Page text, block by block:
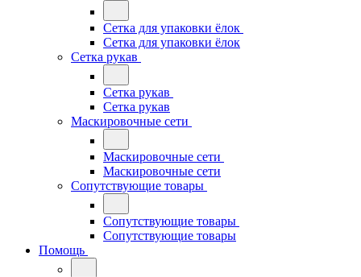
Сетка для упаковки ёлок
Сетка для упаковки ёлок
Сетка рукав
Сетка рукав
Сетка рукав
Маскировочные сети
Маскировочные сети
Маскировочные сети
Сопутствующие товары
Сопутствующие товары
Сопутствующие товары
Помощь